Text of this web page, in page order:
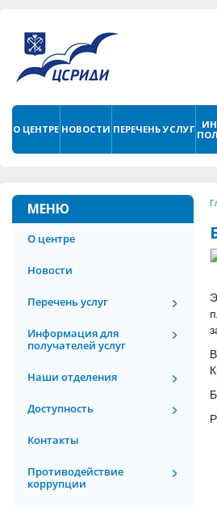
О ЦЕНТРЕ НОВОСТИ ПЕРЕЧЕНЬ УСЛУГ
МЕНЮ
О центре
Новости
Перечень услуг
Информация для
получателей услуг
Наши отделения
Доступность
Контакты
Противодействие
коррупции